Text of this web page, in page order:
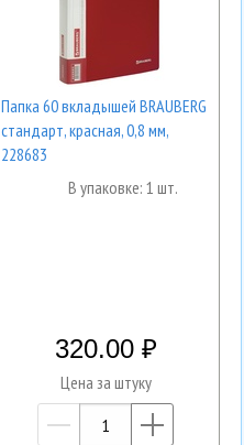
Папка 60 вкладышей BRAUBERG
стандарт, красная, 0,8 мм,
228683
В упаковке: 1 шт.
320.00
Цена за штуку
—